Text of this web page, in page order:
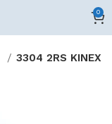
0
3304 2RS KINEX